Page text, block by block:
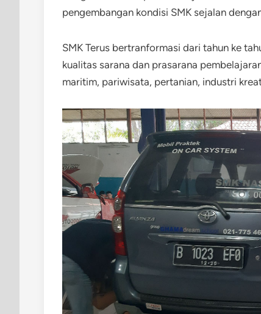
pengembangan kondisi SMK sejalan
SMK Terus bertranformasi dari tahun ke
kualitas sarana dan prasarana
maritim, pariwisata, pertanian, industri